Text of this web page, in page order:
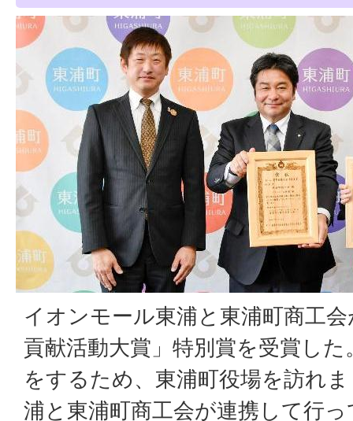
イオンモール東浦と東浦町商工
貢献活動大賞」特別賞を受賞し
をするため、東浦町役場を訪れ
浦と東浦町商工会が連携して行